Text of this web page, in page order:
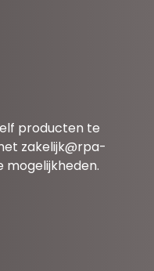
producten te
zakelijk@rpa-
mogelijkheden.